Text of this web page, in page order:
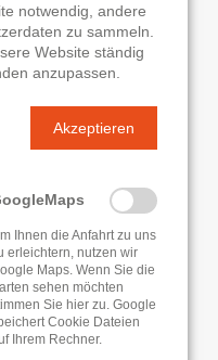
notwendig, andere
zu sammeln.
Website ständig
anzupassen.
Akzeptieren
Ihnen die Anfahrt zu uns
erleichtern, nutzen wir
Maps. Wenn Sie die
sehen möchten
Sie hier zu. Google
Cookie Dateien
Ihrem Rechner.